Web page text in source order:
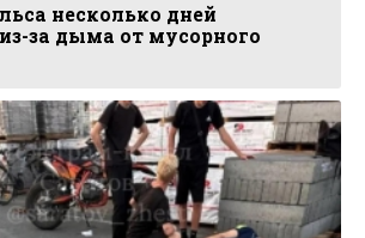
несколько дней
за дыма от мусорного